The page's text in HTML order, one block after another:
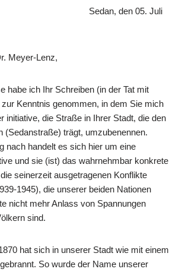
65 Sedan, den 05. Juli
Meyer-Lenz,
habe ich Ihr Schreiben (in der Tat mit
Kenntnis genommen, in dem Sie mich
initiative, die Straße in Ihrer Stadt, die den
(Sedanstraße) trägt, umzubenennen.
nach handelt es sich hier um eine
und sie (ist) das wahrnehmbar konkrete
seinerzeit ausgetragenen Konflikte
1945), die unserer beiden Nationen
nicht mehr Anlass von Spannungen
sind.
hat sich in unserer Stadt wie mit einem
So wurde der Name unserer